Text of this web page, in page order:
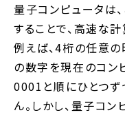
量子コンピュータは
することで、高速な
例えば、4桁の任意の
の数字を現在のコン
0001と順にひとつず
ん。しかし、量子コ